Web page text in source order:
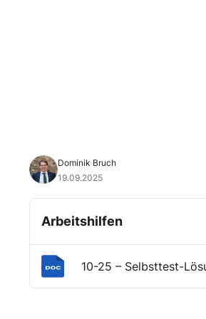
Dominik Bruch
19.09.2025
Arbeitshilfen
10-25 – Selbsttest-